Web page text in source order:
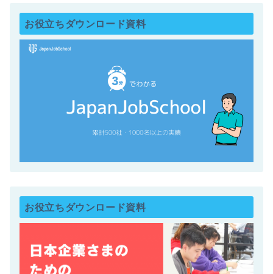
お役立ちダウンロード資料
お役立ちダウンロード資料